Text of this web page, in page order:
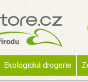
Ekologická drogerie